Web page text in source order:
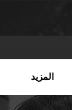
المزيد